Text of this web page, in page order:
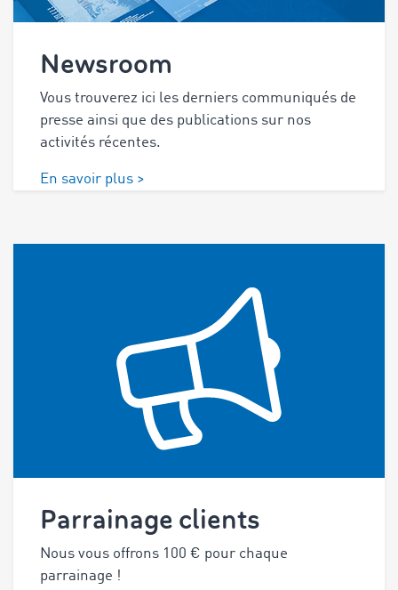
Newsroom
Vous trouverez ici les derniers communiqués de
presse ainsi que des publications sur nos
activités récentes.
En savoir plus >
Parrainage clients
Nous vous offrons 100 € pour chaque
parrainage !